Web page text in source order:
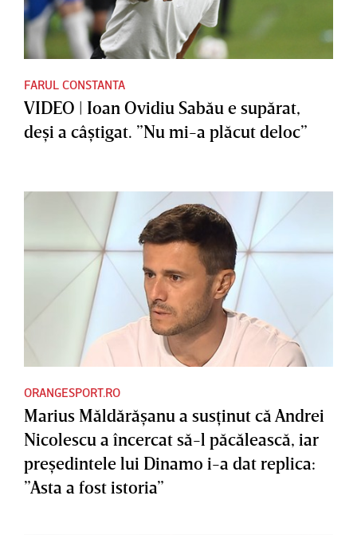
FARUL CONSTANTA
VIDEO | Ioan Ovidiu Sabău e supărat,
deşi a câştigat. ”Nu mi-a plăcut deloc”
ORANGESPORT.RO
Marius Măldărăşanu a susţinut că Andrei
Nicolescu a încercat să-l păcălească, iar
preşedintele lui Dinamo i-a dat replica:
”Asta a fost istoria”